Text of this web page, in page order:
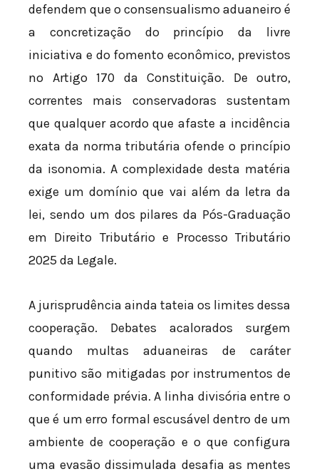
defendem que o consensualismo aduaneiro é
a concretização do princípio da livre
iniciativa e do fomento econômico, previstos
no Artigo 170 da Constituição. De outro,
correntes mais conservadoras sustentam
que qualquer acordo que afaste a incidência
exata da norma tributária ofende o princípio
da isonomia. A complexidade desta matéria
exige um domínio que vai além da letra da
lei, sendo um dos pilares da Pós-Graduação
em Direito Tributário e Processo Tributário
2025 da Legale.
A jurisprudência ainda tateia os limites dessa
cooperação. Debates acalorados surgem
quando multas aduaneiras de caráter
punitivo são mitigadas por instrumentos de
conformidade prévia. A linha divisória entre o
que é um erro formal escusável dentro de um
ambiente de cooperação e o que configura
uma evasão dissimulada desafia as mentes